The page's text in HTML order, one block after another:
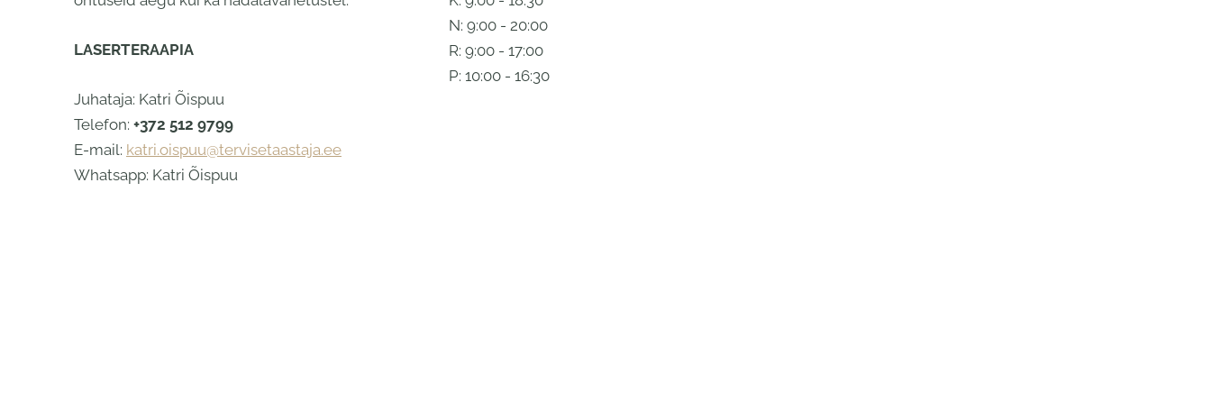
LASERTERAAPIA
Juhataja: Katri Õispuu
Telefon: +372 512 9799
E-mail: katri.oispuu@tervisetaastaja.ee
Whatsapp: Katri Õispuu
N: 9:00 - 20:00
R: 9:00 - 17:00
P: 10:00 - 16:30